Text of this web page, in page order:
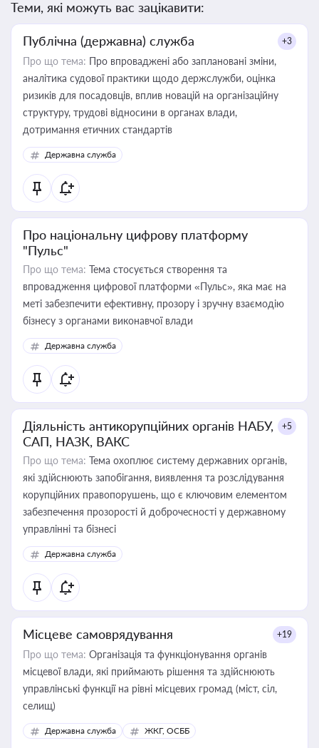
Теми, які можуть вас зацікавити:
Публічна (державна) служба +3
Про що тема: Про впроваджені або заплановані зміни,
аналітика судової практики щодо держслужби, оцінка
ризиків для посадовців, вплив новацій на організаційну
структуру, трудові відносини в органах влади,
дотримання етичних стандартів
Державна служба
Про національну цифрову платформу
"Пульс"
Про що тема: Тема стосується створення та
впровадження цифрової платформи «Пульс», яка має на
меті забезпечити ефективну, прозору і зручну взаємодію
бізнесу з органами виконавчої влади
Державна служба
Діяльність антикорупційних органів НАБУ,
САП, НАЗК, ВАКС
+5
Про що тема: Тема охоплює систему державних органів,
які здійснюють запобігання, виявлення та розслідування
корупційних правопорушень, що є ключовим елементом
забезпечення прозорості й доброчесності у державному
управлінні та бізнесі
Державна служба
Місцеве самоврядування +19
Про що тема: Організація та функціонування органів
місцевої влади, які приймають рішення та здійснюють
управлінські функції на рівні місцевих громад (міст, сіл,
селищ)
Державна служба ЖКГ, ОСББ